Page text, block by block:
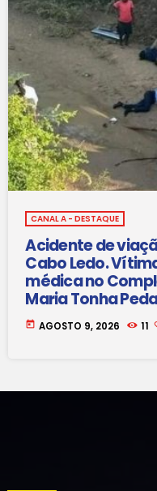
CANAL A - DESTAQUE
Acidente de
Cabo Ledo.
médica no
Maria Tonha
today AGOSTO 9, 2026 11